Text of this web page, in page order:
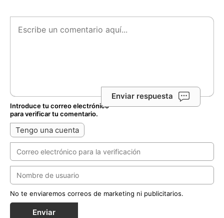
Enviar respuesta
Introduce tu correo electrónico
para verificar tu comentario.
Tengo una cuenta
No te enviaremos correos de marketing ni publicitarios.
Enviar